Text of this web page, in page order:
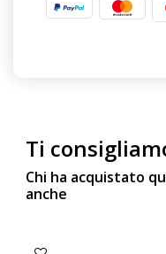
Ti
Chi ha acquistato
anche